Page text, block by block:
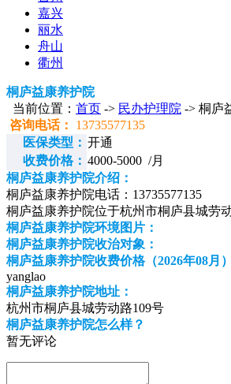
嘉兴
丽水
舟山
衢州
桐庐益康养护院
当前位置： 首页 -> 民办护理院 -> 桐庐
咨询电话：
13735577135
医保类型： 开通
收费价格： 4000-5000 /月
桐庐益康养护院介绍：
桐庐益康养护院电话：13735577135
桐庐益康养护院位于杭州市桐庐县城劳
桐庐益康养护院环境图片：
桐庐益康养护院收治对象：
桐庐益康养护院收费价格（2026年08月
yanglao
桐庐益康养护院地址：
杭州市桐庐县城劳动路109号
桐庐益康养护院怎么样？
暂无评论